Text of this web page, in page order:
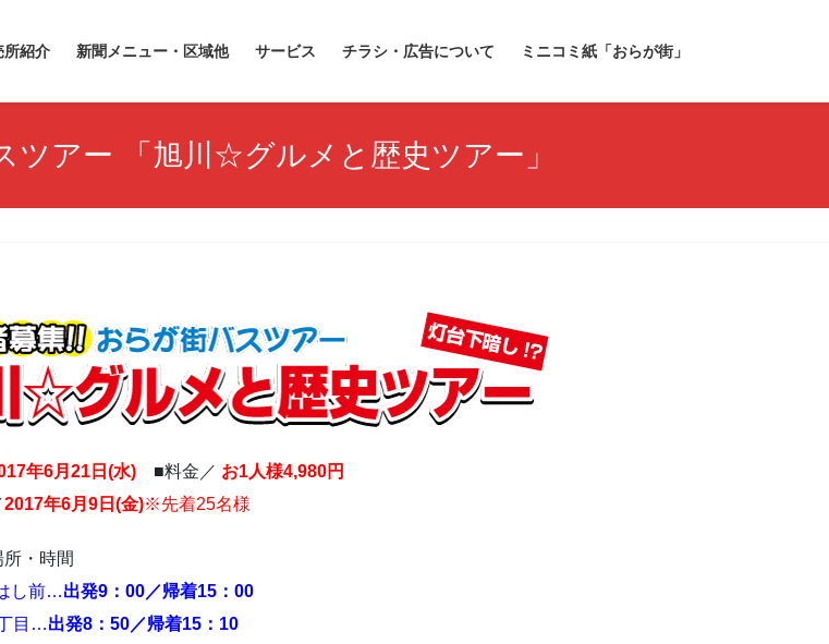
所紹介 新聞メニュー・区域他 サービス チラシ・広告について ミニコミ紙「おらが街」
ツアー 「旭川☆グルメと歴史ツアー」
年6月21日(水) ■料金／ お1人様4,980円
2017年6月9日(金)※先着25名様
・時間
し前…出発9：00／帰着15：00
目…出発8：50／帰着15：10